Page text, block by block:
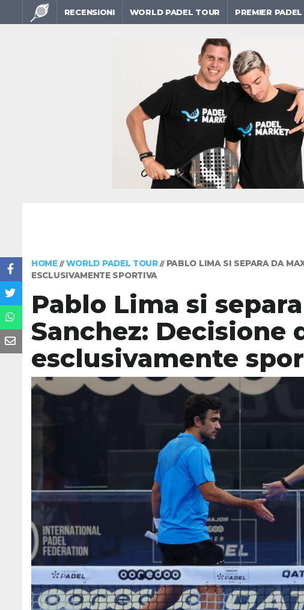
RECENSIONI WORLD PADEL TOUR PREMIER PADEL
HOME// WORLD PADEL TOUR// PABLO LIMA SI SEPARA DA
ESCLUSIVAMENTE SPORTIVA
Pablo Lima si
Sanchez: Decisione
esclusivamente